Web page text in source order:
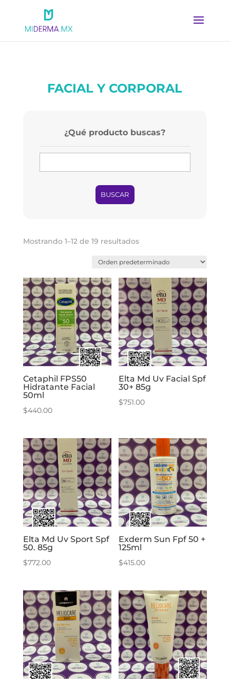
FACIAL Y CORPORAL
¿Qué producto buscas?
BUSCAR
Mostrando 1–12 de 19 resultados
Cetaphil FPS50
Hidratante Facial
50ml
$440.00
Elta Md Uv Facial Spf
30+ 85g
$751.00
Elta Md Uv Sport Spf
50. 85g
$772.00
Exderm Sun Fpf 50 +
125ml
$415.00